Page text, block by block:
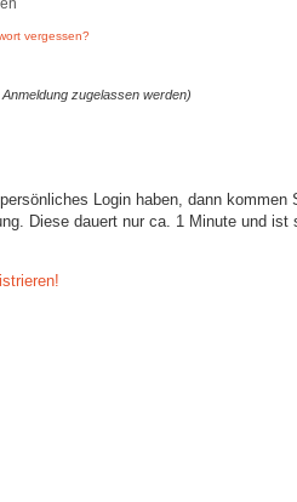
vergessen?
zugelassen werden)
Login haben, dann kommen
Diese dauert nur ca. 1 Minute und ist